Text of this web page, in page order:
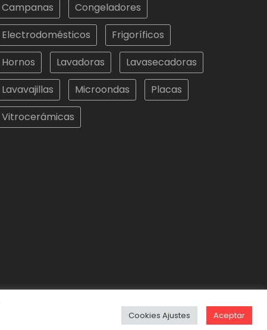
Campanas
Congeladores
Electrodomésticos
Frigoríficos
Hornos
Lavadoras
Lavasecadoras
Lavavajillas
Microondas
Placas
Vitrocerámicas
Cookies Ajustes Aceptar